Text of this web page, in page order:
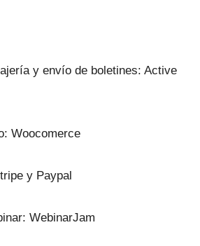
y envío de boletines: Active
Woocomerce
y Paypal
WebinarJam